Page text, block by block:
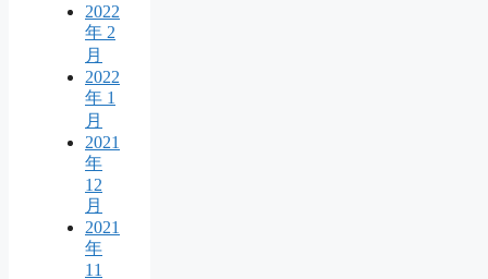
2022
年 2
月
2022
年 1
月
2021
年
12
月
2021
年
11